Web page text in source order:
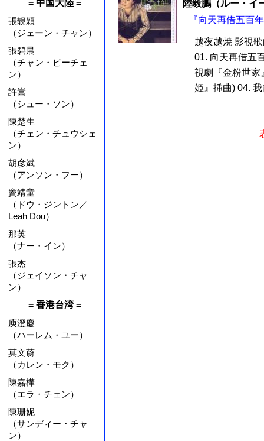
= 中国大陸 =
張靚穎
（ジェーン・チャン）
張碧晨
（チャン・ビーチェ
ン）
許嵩
（シュー・ソン）
陳楚生
（チェン・チュウシェ
ン）
胡彦斌
（アンソン・フー）
竇靖童
（ドウ・ジントン／
Leah Dou）
那英
（ナー・イン）
張杰
（ジェイソン・チャ
ン）
= 香港台湾 =
庾澄慶
（ハーレム・ユー）
莫文蔚
（カレン・モク）
陳嘉樺
（エラ・チェン）
陳珊妮
（サンディー・チャ
ン）
陸毅鵬（ルー・イ
『向天再借五百
越夜越焼 影視
01. 向天再借五
視劇『金粉世家
姫』挿曲) 04.